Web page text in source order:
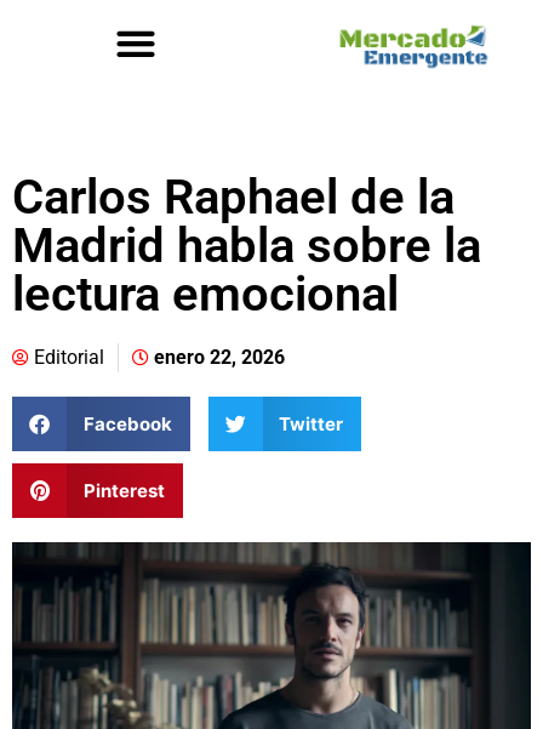
Carlos Raphael de la
Madrid habla sobre la
lectura emocional
Editorial enero 22, 2026
Facebook Twitter
Pinterest